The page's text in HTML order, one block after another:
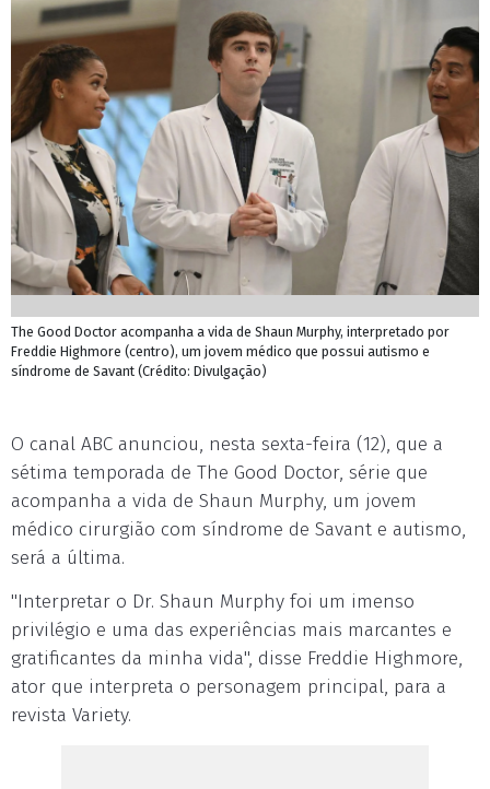
The Good Doctor acompanha a vida de Shaun Murphy, interpretado por
Freddie Highmore (centro), um jovem médico que possui autismo e
síndrome de Savant (Crédito: Divulgação)
O canal ABC anunciou, nesta sexta-feira (12), que a
sétima temporada de The Good Doctor, série que
acompanha a vida de Shaun Murphy, um jovem
médico cirurgião com síndrome de Savant e autismo,
será a última.
"Interpretar o Dr. Shaun Murphy foi um imenso
privilégio e uma das experiências mais marcantes e
gratificantes da minha vida", disse Freddie Highmore,
ator que interpreta o personagem principal, para a
revista Variety.